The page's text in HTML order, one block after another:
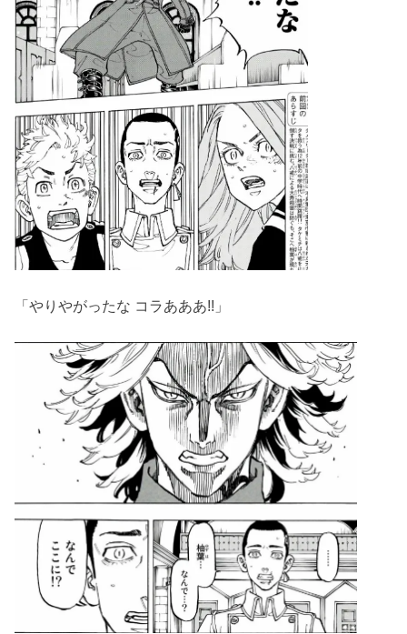
「やりやがったな コラあああ!!」